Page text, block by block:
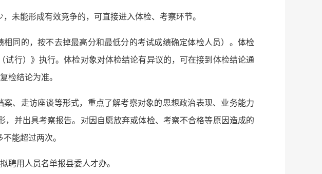
未能形成有效竞争的，可直接进入体检、考察环节。
同的，按不去掉最高分和最低分的考试成绩确定体检人员）。体检
行）》执行。体检对象对体检结论有异议的，可在接到体检结论通
检结论为准。
、走访座谈等形式，重点了解考察对象的思想政治表现、业务能力
并出具考察报告。对因自愿放弃或体检、考察不合格等原因造成的
能超过两次。
聘用人员名单报县委人才办。